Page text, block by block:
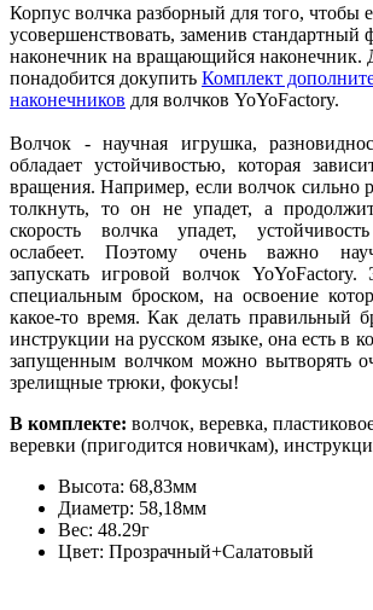
Корпус волчка разборный для того, чтобы
усовершенствовать, заменив стандартный
наконечник на вращающийся наконечник.
понадобится докупить Комплект
наконечников для волчков YoYoFactory.
Волчок - научная игрушка,
обладает устойчивостью, которая
вращения. Например, если волчок сильно
толкнуть, то он не упадет, а
скорость волчка упадет,
ослабеет. Поэтому очень важно
запускать игровой волчок
специальным броском, на освоение
какое-то время. Как делать правильный
инструкции на русском языке, она есть в
запущенным волчком можно вытворять
зрелищные трюки, фокусы!
В комплекте: волчок, веревка,
веревки (пригодится новичкам),
Высота: 68,83мм
Диаметр: 58,18мм
Вес: 48.29г
Цвет: Прозрачный+Салатовый